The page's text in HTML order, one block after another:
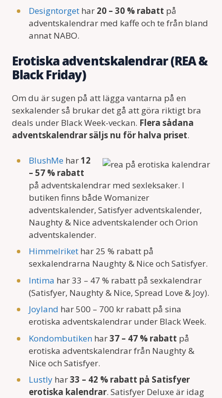
Designtorgethar 20 – 30 % rabatt på
adventskalendrar med kaffe och te från bland
annat NABO.
Erotiska adventskalendrar (REA &
Black Friday)
Om du är sugen på att lägga vantarna på en
sexkalender så brukar det gå att göra riktigt bra
deals under Black Week-veckan. Flera sådana
adventskalendrar säljs nu för halva priset.
BlushMehar12
– 57 % rabatt
på adventskalendrar med sexleksaker. I
butiken finns både Womanizer
adventskalender, Satisfyer adventskalender,
Naughty & Nice adventskalender och Orion
adventskalender.
Himmelrikethar 25 % rabatt på
sexkalendrarna Naughty & Nice och Satisfyer.
Intima har 33 – 47 % rabatt på sexkalendrar
(Satisfyer, Naughty & Nice, Spread Love & Joy).
Joyland har 500 – 700 kr rabatt på sina
erotiska adventskalendrar under Black Week.
Kondombutikenhar37 – 47 % rabatt på
erotiska adventskalendrar från Naughty &
Nice och Satisfyer.
Lustlyhar33 – 42 % rabatt på Satisfyer
erotiska kalendrar. Satisfyer Deluxe är idag